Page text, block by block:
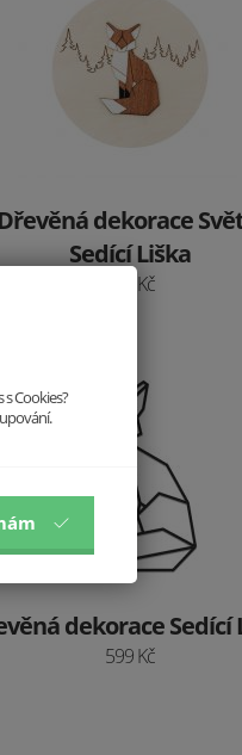
Dřevěná dekorace
Sedící Liška
499 Kč
dekorace Sedící
599 Kč
Cookies?